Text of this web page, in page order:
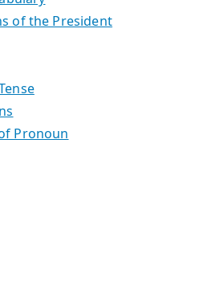
of the President
Pronoun